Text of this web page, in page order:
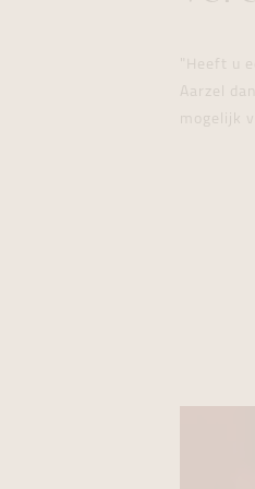
"Heeft u
Aarzel
mogelijk